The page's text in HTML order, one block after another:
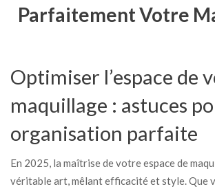
Parfaitement Votre
Optimiser l’espace de
maquillage : astuces
organisation parfaite
En 2025, la maîtrise de votre espace de
véritable art, mêlant efficacité et style. Que